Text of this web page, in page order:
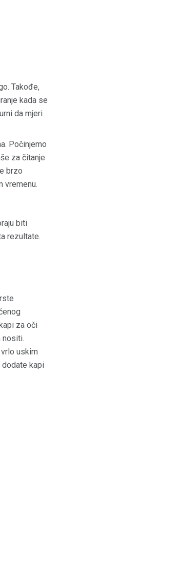
Takođe,
kada se
da mjeri
Počinjemo
za čitanje
brzo
vremenu.
biti
rezultate.
za oči
nositi.
uskim
kapi